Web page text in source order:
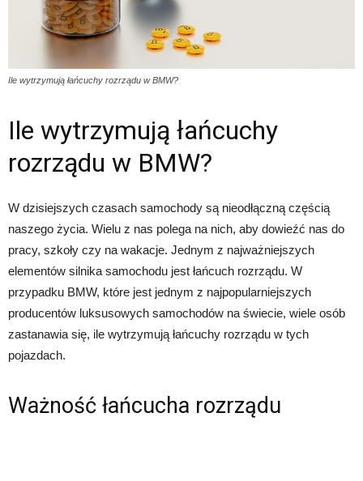
Ile wytrzymują łańcuchy rozrządu w BMW?
Ile wytrzymują łańcuchy
rozrządu w BMW?
W dzisiejszych czasach samochody są nieodłączną częścią
naszego życia. Wielu z nas polega na nich, aby dowieźć nas do
pracy, szkoły czy na wakacje. Jednym z najważniejszych
elementów silnika samochodu jest łańcuch rozrządu. W
przypadku BMW, które jest jednym z najpopularniejszych
producentów luksusowych samochodów na świecie, wiele osób
zastanawia się, ile wytrzymują łańcuchy rozrządu w tych
pojazdach.
Ważność łańcucha rozrządu